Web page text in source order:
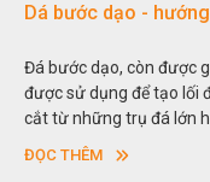
hình
Đá non bộ -
Hòn non bộ được
thu nhỏ, đưa mô
trong các vườn
sơn”. Nghệ
ngoạn và phong
ĐỌC THÊM